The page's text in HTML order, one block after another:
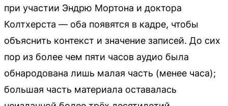
при участии Эндрю Мортона и доктора
Колтхерста — оба появятся в кадре, чтобы
объяснить контекст и значение записей. До сих
пор из более чем пяти часов аудио была
обнародована лишь малая часть (менее часа);
большая часть материала оставалась